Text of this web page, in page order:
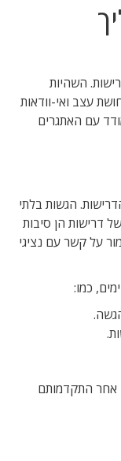
השהיות
עצב ואי-וודאות
עם האתגרים
הגשות בלתי
דרישות הן סיבות
על קשר עם נציגי
כמו:
אחר התקדמותם